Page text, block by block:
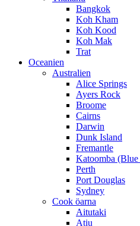
Bangkok
Koh Kham
Koh Kood
Koh Mak
Trat
Oceanien
Australien
Alice Springs
Ayers Rock
Broome
Cairns
Darwin
Dunk Island
Fremantle
Katoomba
Perth
Port Douglas
Sydney
Cook öarna
Aitutaki
Atiu